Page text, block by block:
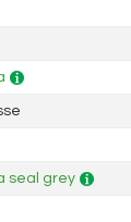
seal grey